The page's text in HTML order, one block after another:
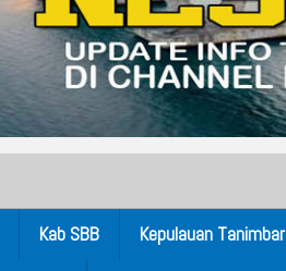
Kab SBB Kepulauan Tanimbar